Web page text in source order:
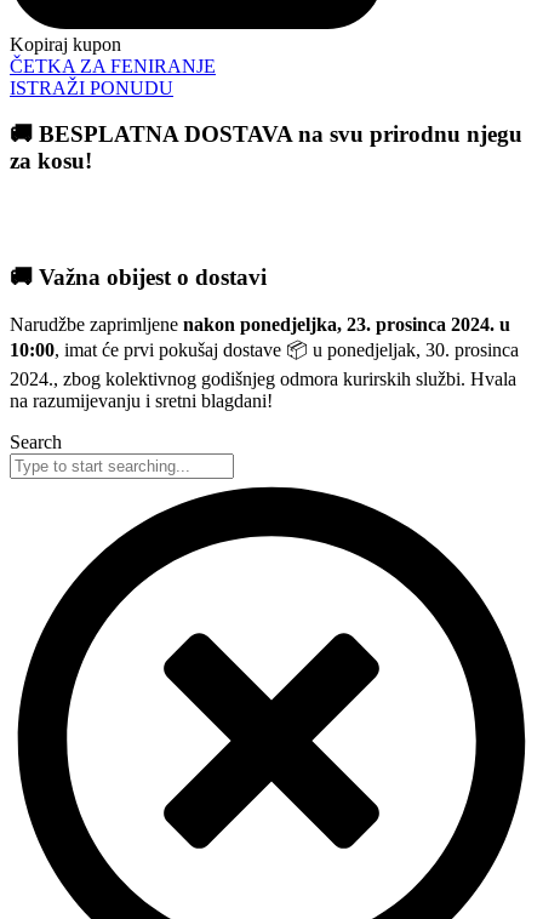
Kopiraj kupon
ČETKA ZA FENIRANJE
ISTRAŽI PONUDU
🚚 BESPLATNA DOSTAVA na svu prirodnu njegu
za kosu!
🚚 Važna obijest o dostavi
Narudžbe zaprimljene nakon ponedjeljka, 23. prosinca 2024. u
10:00, imat će prvi pokušaj dostave 📦 u ponedjeljak, 30. prosinca
2024., zbog kolektivnog godišnjeg odmora kurirskih službi. Hvala
na razumijevanju i sretni blagdani!
Search